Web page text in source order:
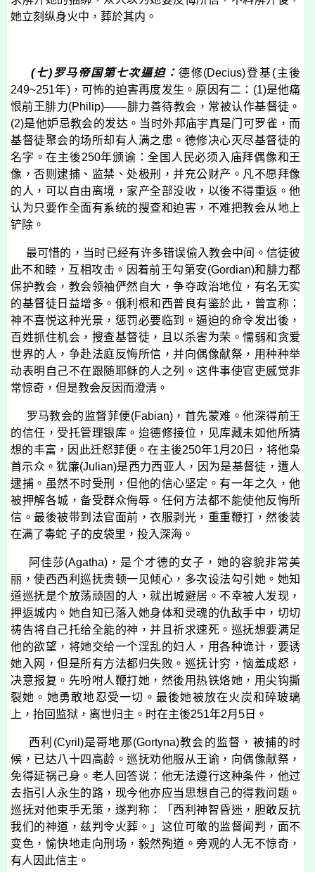
她立刻纵身火中，葬於其内。
(七)罗马帝国第七次逼迫： 德修(Decius)登基(主後
249~251年)，可怖的迫害再度发生。原因有二： (1)是他痛
恨前王腓力(Philip)——腓力善待教会，常被认作基督徒。
(2)是他妒忌教会的发达。当时外邦庙宇真是门可罗雀，而
基督徒聚会的场所却有人满之患。德修决心灭尽基督徒的
名字。在主後250年颁谕：全国人民必须入庙拜偶像和王
像，否则逮捕、监禁、处极刑，并充公财产。凡不愿拜像
的人，可以自由离境，家产全部没收，以後不得重返。他
认为只要作全面有系统的搜查和迫害，不难把教会从地上
铲除。
最可惜的，当时已经有许多错误偷入教会中间。信徒彼
此不和睦，互相攻击。因着前王勾第安(Gordian)和腓力都
保护教会，教会领袖俨然自大，争夺政治地位，有名无实
的基督徒日益增多。俄利根和西普良有鉴於此，曾宣称：
神不喜悦这种光景，惩罚必要临到。逼迫的命令发出後，
百姓抓住机会，搜查基督徒，且以杀害为荣。懦弱和贪爱
世界的人，争赴法庭反悔所信，并向偶像献祭，用种种举
动表明自己不在跟随耶稣的人之列。这件事使官吏感觉非
常惊奇，但是教会反因而澄清。
罗马教会的监督菲便(Fabian) ，首先蒙难。他深得前王
的信任，受托管理银库。迨德修接位，见库藏未如他所猜
想的丰富，因此迁怒菲便。在主後250年1月 20 日，将他枭
首示众。犹廉(Julian)是西力西亚人，因为是基督徒，遭人
逮捕。虽然不时受刑，但他的信心坚定。有一年之久，他
被押解各城，备受群众侮辱。任何方法都不能使他反悔所
信。最後被带到法官面前，衣服剥光，重重鞭打，然後装
在满了毒蛇 子的皮袋里，投入深海。
阿佳莎(Agatha) ，是个才德的女子，她的容貌非常美
丽，使西西利巡抚贵顿一见倾心，多次设法勾引她。她知
道巡抚是个放荡顽固的人，就出城避居。不幸被人发现，
押返城内。她自知已落入她身体和灵魂的仇敌手中，切切
祷告将自己托给全能的神，并且祈求速死。巡抚想要满足
他的欲望，将她交给一个淫乱的妇人，用各种诡计，要诱
她入网，但是所有方法都归失败。巡抚计穷，恼羞成怒，
决意报复。先吩咐人鞭打她，然後用热铁烙她，用尖钩撕
裂她。她勇敢地忍受一切。最後她被放在火炭和碎玻璃
上，抬回监狱，离世归主。时在主後251年2月 5 日。
西利 (Cyril )是哥地那(Gortyna)教会的监督，被捕的时
候，已达八十四高龄。巡抚劝他服从王谕，向偶像献祭，
免得延祸己身。老人回答说：他无法遵行这种条件，他过
去指引人永生的路，现今他亦应当思想自己的得救问题。
巡抚对他束手无策，遂判称：「西利神智昏迷，胆敢反抗
我们的神道，兹判令火葬。」这位可敬的监督闻判，面不
变色，愉快地走向刑场，毅然殉道。旁观的人无不惊奇，
有人因此信主。